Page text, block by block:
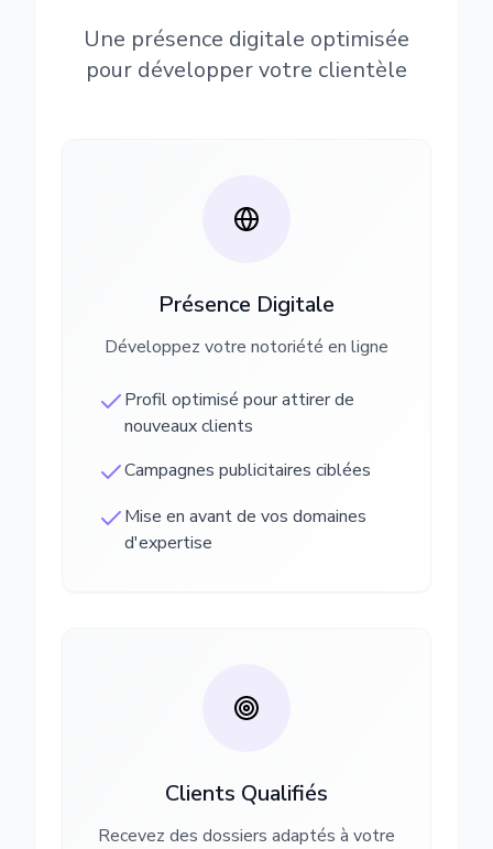
Une présence digitale optimisée
pour développer votre clientèle
Présence Digitale
Développez votre notoriété en ligne
Profil optimisé pour attirer de
nouveaux clients
Campagnes publicitaires ciblées
Mise en avant de vos domaines
d'expertise
Clients Qualifiés
Recevez des dossiers adaptés à votre